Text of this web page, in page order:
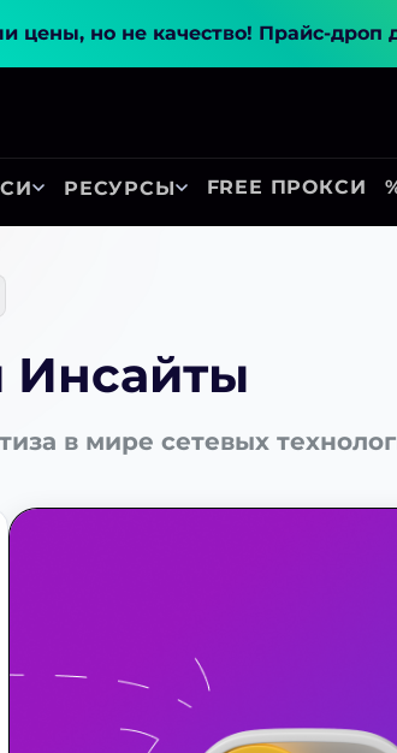
цены, но не качество! Прайс-дроп
РЕСУРСЫ FREE ПРОКСИ
Инсайты
в мире сетевых